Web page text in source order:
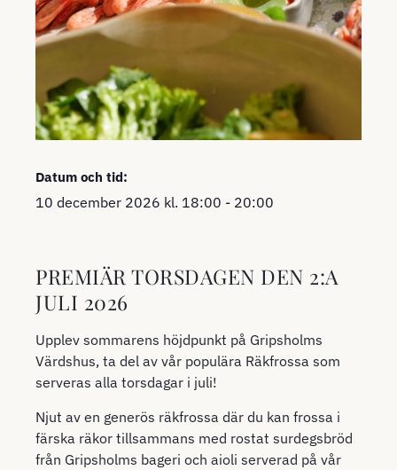
Datum och tid:
10 december 2026 kl. 18:00 - 20:00
PREMIÄR TORSDAGEN DEN 2:A
JULI 2026
Upplev sommarens höjdpunkt på Gripsholms
Värdshus, ta del av vår populära Räkfrossa som
serveras alla torsdagar i juli!
Njut av en generös räkfrossa där du kan frossa i
färska räkor tillsammans med rostat surdegsbröd
från Gripsholms bageri och aioli serverad på vår